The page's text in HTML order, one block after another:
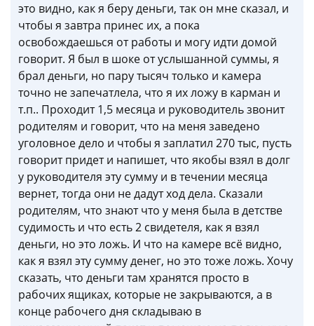
это видно, как я беру деньги, так он мне сказал, и
чтобы я завтра принес их, а пока
освобождаешься от работы и могу идти домой
говорит. Я был в шоке от услышанной суммы, я
брал деньги, но пару тысяч только и камера
точно не запечатлела, что я их ложу в карман и
т.п.. Проходит 1,5 месяца и руководитель звонит
родителям и говорит, что на меня заведено
уголовное дело и чтобы я заплатил 270 тыс, пусть
говорит придет и напишет, что якобы взял в долг
у руководителя эту сумму и в течении месяца
вернет, тогда они не дадут ход дела. Сказали
родителям, что знают что у меня была в детстве
судимость и что есть 2 свидетеля, как я взял
деньги, но это ложь. И что на камере всё видно,
как я взял эту сумму денег, но это тоже ложь. Хочу
сказать, что деньги там хранятся просто в
рабочих ящиках, которые не закрываются, а в
конце рабочего дня складываю в